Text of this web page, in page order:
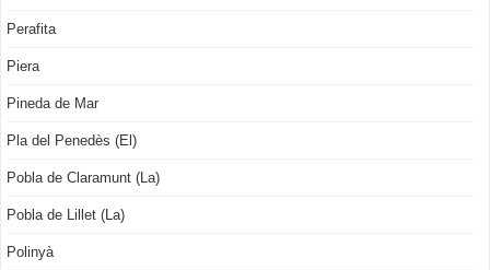
Perafita
Piera
Pineda de Mar
Pla del Penedès (El)
Pobla de Claramunt (La)
Pobla de Lillet (La)
Polinyà